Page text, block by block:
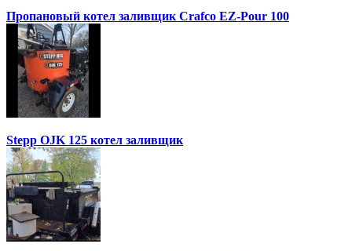
Пропановый котел заливщик Crafco EZ-Pour 100
Stepp OJK 125 котел заливщик